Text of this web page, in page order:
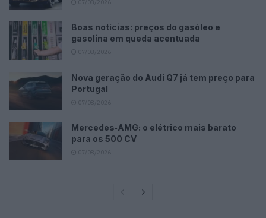
Boas notícias: preços do gasóleo e
gasolina em queda acentuada
Nova geração do Audi Q7 já tem preço para
Portugal
Mercedes‑AMG: o elétrico mais barato
para os 500 CV